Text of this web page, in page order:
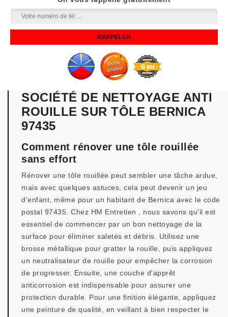
SOCIÉTÉ DE NETTOYAGE ANTI
ROUILLE SUR TÔLE BERNICA
97435
Comment rénover une tôle rouillée
sans effort
Rénover une tôle rouillée peut sembler une tâche ardue,
mais avec quelques astuces, cela peut devenir un jeu
d'enfant, même pour un habitant de Bernica avec le code
postal 97435. Chez HM Entretien , nous savons qu'il est
essentiel de commencer par un bon nettoyage de la
surface pour éliminer saletés et débris. Utilisez une
brosse métallique pour gratter la rouille, puis appliquez
un neutralisateur de rouille pour empêcher la corrosion
de progresser. Ensuite, une couche d'apprêt
anticorrosion est indispensable pour assurer une
protection durable. Pour une finition élégante, appliquez
une peinture de qualité, en veillant à bien respecter le